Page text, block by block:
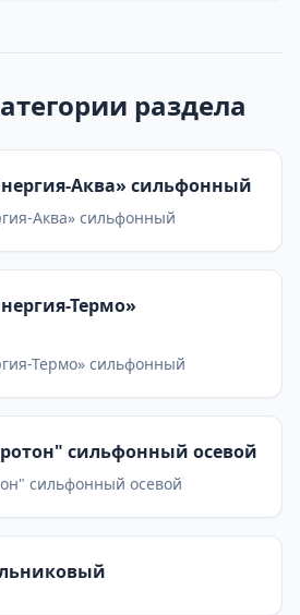
раздела
Аква» сильфонный
Аква» сильфонный
Термо»
Термо» сильфонный
сильфонный осевой
сильфонный осевой